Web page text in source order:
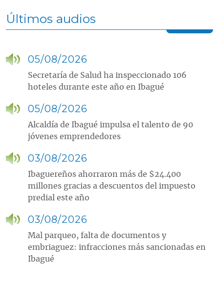
Últimos audios
05/08/2026
Secretaría de Salud ha inspeccionado 106
hoteles durante este año en Ibagué
05/08/2026
Alcaldía de Ibagué impulsa el talento de 90
jóvenes emprendedores
03/08/2026
Ibaguereños ahorraron más de $24.400
millones gracias a descuentos del impuesto
predial este año
03/08/2026
Mal parqueo, falta de documentos y
embriaguez: infracciones más sancionadas en
Ibagué